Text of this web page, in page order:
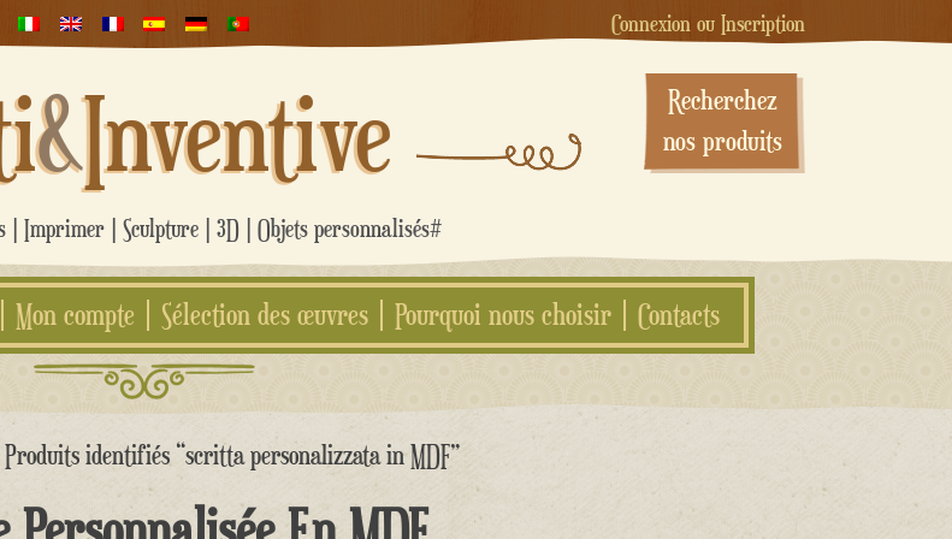
Connexion ou Inscription
&Inventive
| Imprimer | Sculpture | 3D | Objets personnalisés#
Recherchez
nos produits
Mon compte Sélection des œuvres Pourquoi nous choisir Contacts
identifiés “scritta personalizzata in MDF”